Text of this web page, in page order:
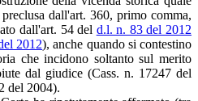
dall'art. 360, primo comma,
dall'art. 54 del d.l. n. 83 del 2012
2012), anche quando si contestino
che incidono soltanto sul merito
dal giudice (Cass. n. 17247 del
del 2004).